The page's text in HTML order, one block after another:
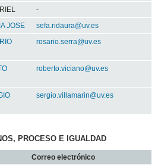
-
JOSE
sefa.ridaura@uv.es
rosario.serra@uv.es
roberto.viciano@uv.es
sergio.villamarin@uv.es
PROCESO E IGUALDAD
Correo electrónico